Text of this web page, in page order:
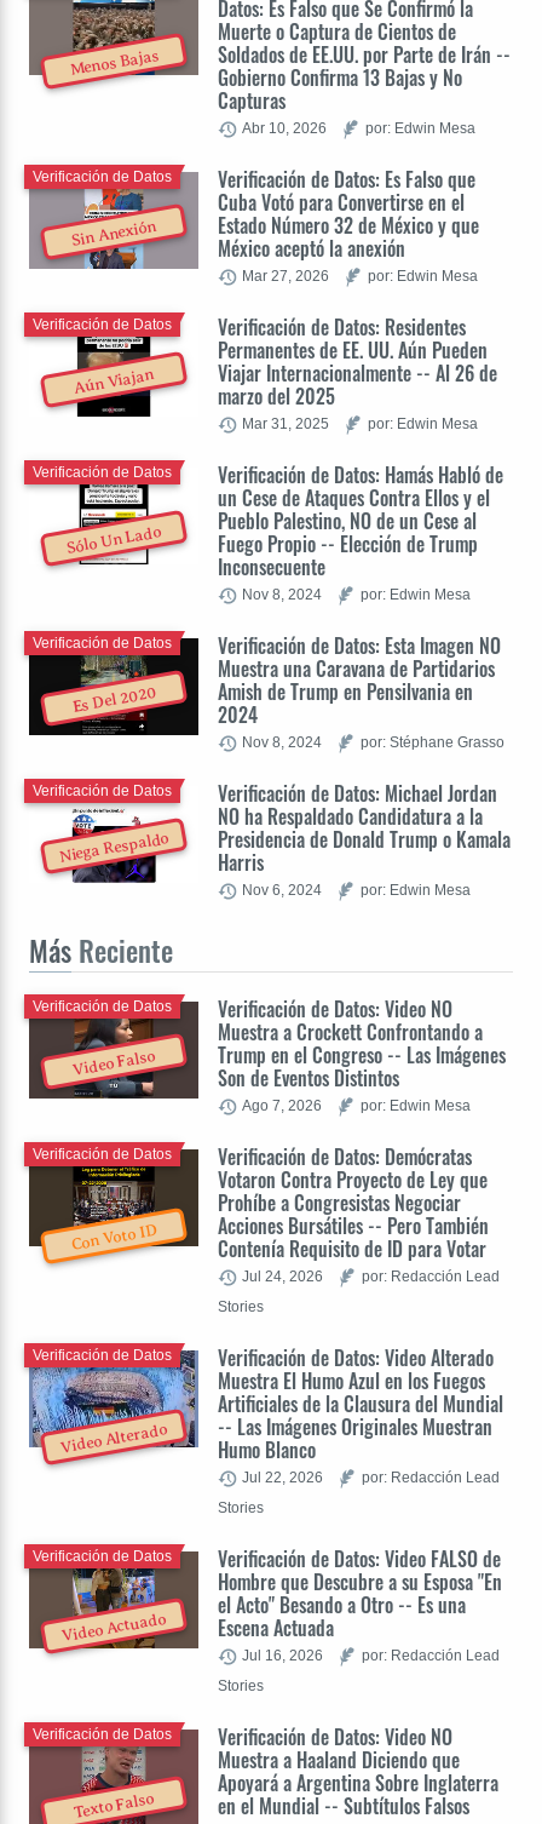
Menos Bajas
Datos: Es Falso que Se Confirmó la
Muerte o Captura de Cientos de
Soldados de EE.UU. por Parte de Irán --
Gobierno Confirma 13 Bajas y No
Capturas
Abr 10, 2026 por: Edwin Mesa
Sin Anexión
Verificación de Datos: Es Falso que
Cuba Votó para Convertirse en el
Estado Número 32 de México y que
México aceptó la anexión
Verificación de Datos
Mar 27, 2026 por: Edwin Mesa
Aún Viajan
Verificación de Datos: Residentes
Permanentes de EE. UU. Aún Pueden
Viajar Internacionalmente -- Al 26 de
marzo del 2025
Verificación de Datos
Mar 31, 2025 por: Edwin Mesa
Sólo Un Lado
Verificación de Datos: Hamás Habló de
un Cese de Ataques Contra Ellos y el
Pueblo Palestino, NO de un Cese al
Fuego Propio -- Elección de Trump
Inconsecuente
Verificación de Datos
Nov 8, 2024 por: Edwin Mesa
Es Del 2020
Verificación de Datos: Esta Imagen NO
Muestra una Caravana de Partidarios
Amish de Trump en Pensilvania en
2024
Verificación de Datos
Nov 8, 2024 por: Stéphane Grasso
Niega Respaldo
Verificación de Datos: Michael Jordan
NO ha Respaldado Candidatura a la
Presidencia de Donald Trump o Kamala
Harris
Verificación de Datos
Nov 6, 2024 por: Edwin Mesa
Más Reciente
Video Falso
Verificación de Datos: Video NO
Muestra a Crockett Confrontando a
Trump en el Congreso -- Las Imágenes
Son de Eventos Distintos
Verificación de Datos
Ago 7, 2026 por: Edwin Mesa
Con Voto ID
Verificación de Datos: Demócratas
Votaron Contra Proyecto de Ley que
Prohíbe a Congresistas Negociar
Acciones Bursátiles -- Pero También
Contenía Requisito de ID para Votar
Verificación de Datos
Jul 24, 2026
por: Redacción Lead
Stories
Video Alterado
Verificación de Datos: Video Alterado
Muestra El Humo Azul en los Fuegos
Artificiales de la Clausura del Mundial
-- Las Imágenes Originales Muestran
Humo Blanco
Verificación de Datos
Jul 22, 2026
por: Redacción Lead
Stories
Video Actuado
Verificación de Datos: Video FALSO de
Hombre que Descubre a su Esposa "En
el Acto" Besando a Otro -- Es una
Escena Actuada
Verificación de Datos
Jul 16, 2026
por: Redacción Lead
Stories
Texto Falso
Verificación de Datos: Video NO
Muestra a Haaland Diciendo que
Apoyará a Argentina Sobre Inglaterra
en el Mundial -- Subtítulos Falsos
Verificación de Datos